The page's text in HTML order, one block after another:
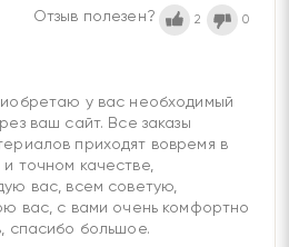
Отзыв полезен? 2 0
у вас необходимый
ваш сайт. Все заказы
приходят вовремя в
точном качестве,
вас, всем советую,
вас, с вами очень комфортно
спасибо большое.